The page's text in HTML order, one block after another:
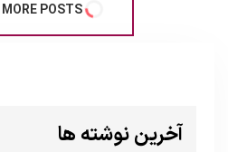
LOAD MORE POSTS
آخرین نوشته ها